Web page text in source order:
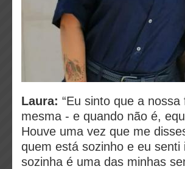
Laura: “Eu sinto que a
mesma - e quando não é,
Houve uma vez que me
quem está sozinho e eu
sozinha é uma das minhas